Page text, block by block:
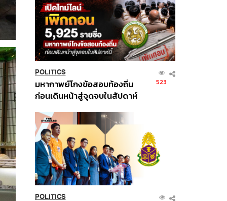
POLITICS
มหากาพย์โกงข้อสอบท้องถิ่น
ก่อนเดินหน้าสู่จุดจบในสัปดาห์
523
POLITICS